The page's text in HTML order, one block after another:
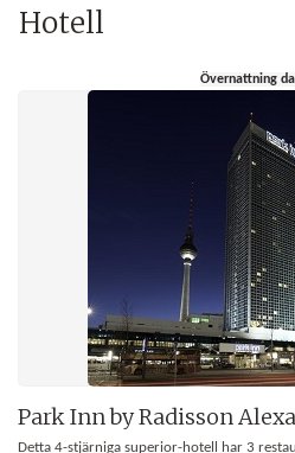
Hotell
Övernattning
Park Inn by Radisson
Detta 4-stjärniga superior-hotell har 3